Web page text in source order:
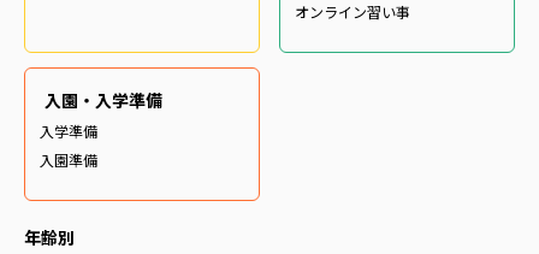
オンライン習い事
入園・入学準備
入学準備
入園準備
年齢別